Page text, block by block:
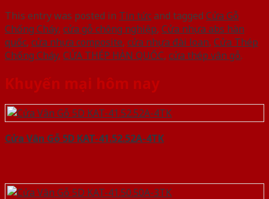
This entry was posted in Tin tứcand tagged Cửa Gỗ
Chống Cháy, cửa gỗ chông nghiệp, Cửa nhựa abs hàn
quốc, cửa nhựa composite, cửa nhựa đài loan, Cửa Thép
Chống Cháy, CỬA THÉP HÀN QUỐC, cửa thép vân gỗ.
Khuyến mại hôm nay
Cửa Vân Gỗ 5D KAT-41.52.52A-4TK